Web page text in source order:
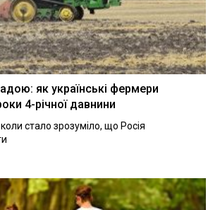
як українські фермери
4-річної давнини
стало зрозуміло, що Росія